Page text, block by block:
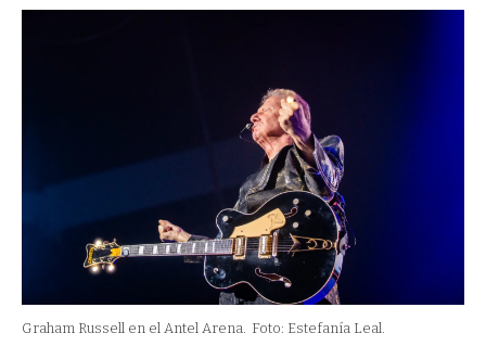
Graham Russell en el Antel Arena. Foto: Estefanía Leal.